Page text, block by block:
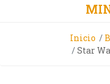
Inicio
Star